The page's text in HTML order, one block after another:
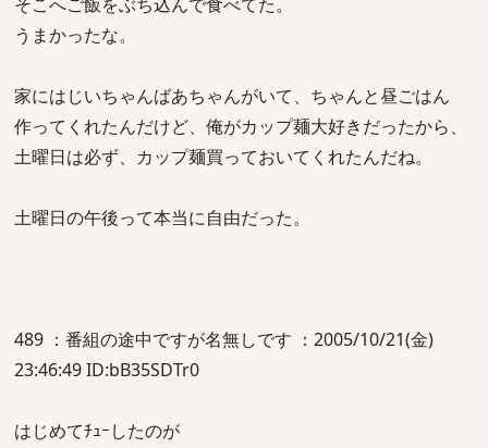
うまかったな。
家にはじいちゃんばあちゃんがいて、ちゃんと昼ごはん
作ってくれたんだけど、俺がカップ麺大好きだったから、
土曜日は必ず、カップ麺買っておいてくれたんだね。
土曜日の午後って本当に自由だった。
489 ：番組の途中ですが名無しです ：2005/10/21(金)
23:46:49 ID:bB35SDTr0
はじめてﾁｭｰしたのが